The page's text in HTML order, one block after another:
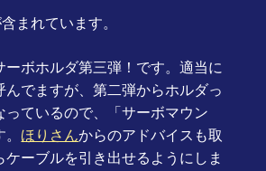
まれています。
ーボホルダ第三弾！です。適当に
んでますが、第二弾からホルダっ
っているので、「サーボマウン
ほりさんからのアドバイスも取
ケーブルを引き出せるようにしま